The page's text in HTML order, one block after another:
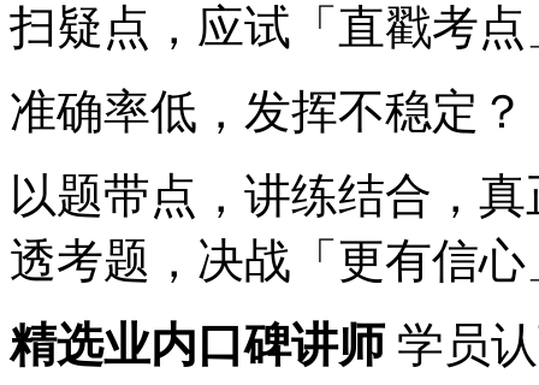
扫疑点，应试「直戳考点
准确率低，发挥不稳定？
以题带点，讲练结合，
透考题，决战「更有信心
精选业内口碑讲师 学员